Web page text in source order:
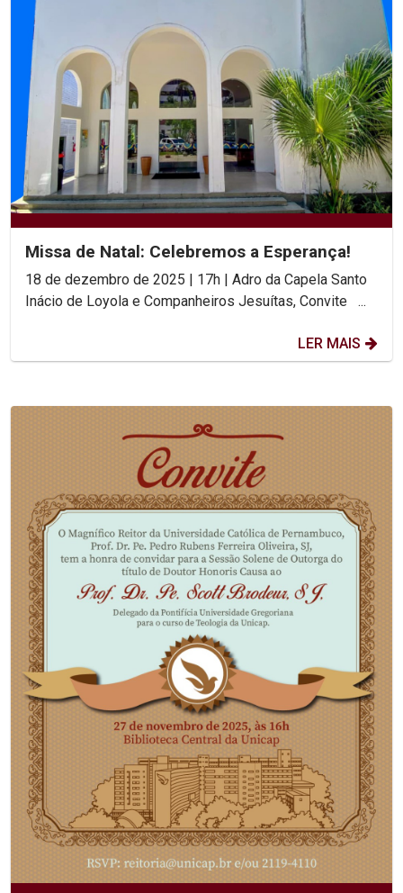
Missa de Natal: Celebremos a Esperança!
18 de dezembro de 2025 | 17h | Adro da Capela Santo
Inácio de Loyola e Companheiros Jesuítas, Convite ...
LER MAIS